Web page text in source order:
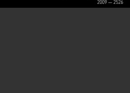
2009 — 2526